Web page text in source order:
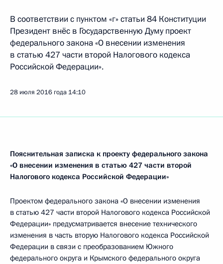
В соответствии с пунктом «г» статьи 84 Конституции
Президент внёс в Государственную Думу проект
федерального закона «О внесении изменения
в статью 427 части второй Налогового кодекса
Российской Федерации».
28 июля 2016 года 14:10
Пояснительная записка к проекту федерального закона
«О внесении изменения в статью 427 части второй
Налогового кодекса Российской Федерации»
Проектом федерального закона «О внесении изменения
в статью 427 части второй Налогового кодекса Российской
Федерации» предусматривается внесение технического
изменения в часть вторую Налогового кодекса Российской
Федерации в связи с преобразованием Южного
федерального округа и Крымского федерального округа